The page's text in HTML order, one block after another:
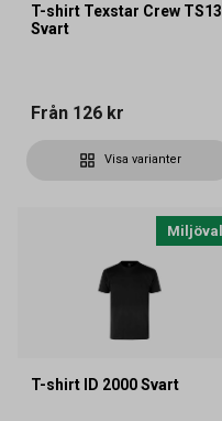
T-shirt Texstar Crew TS13
Svart
Från 126 kr
Visa varianter
Miljöval
T-shirt ID 2000 Svart